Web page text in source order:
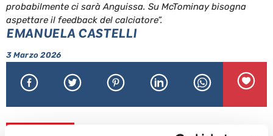
probabilmente ci sarà Anguissa. Su McTominay bisogna
aspettare il feedback del calciatore”.
EMANUELA CASTELLI
3 Marzo 2026
ALTRE NEWS